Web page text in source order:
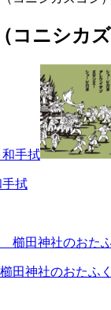
コニシカズ
拭
田神社のおたふ